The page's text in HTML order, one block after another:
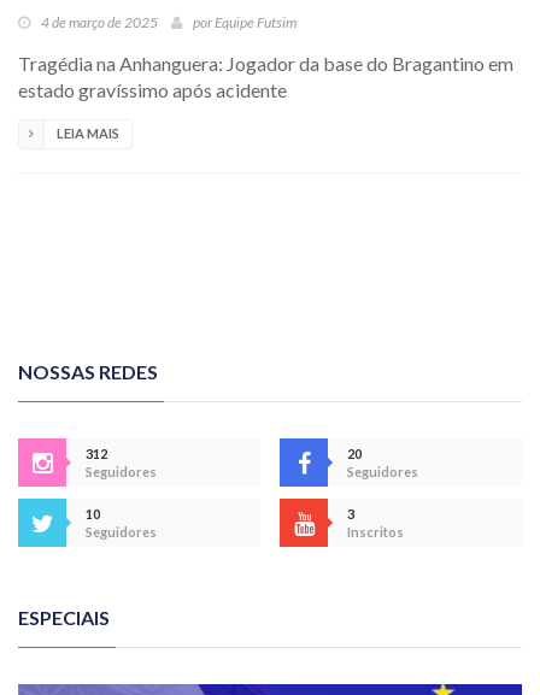
4 de março de 2025 por Equipe Futsim
Tragédia na Anhanguera: Jogador da base do Bragantino em
estado gravíssimo após acidente
LEIA MAIS
NOSSAS REDES
312
Seguidores
20
Seguidores
10
Seguidores
3
Inscritos
ESPECIAIS